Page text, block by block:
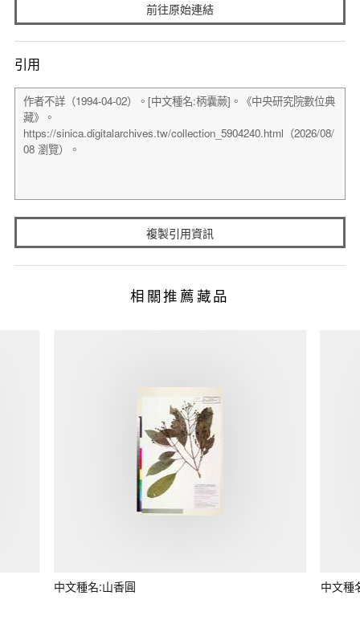
前往原始連結
引用
複製引用資訊
相關推薦藏品
中文種名:山香圓 中文種